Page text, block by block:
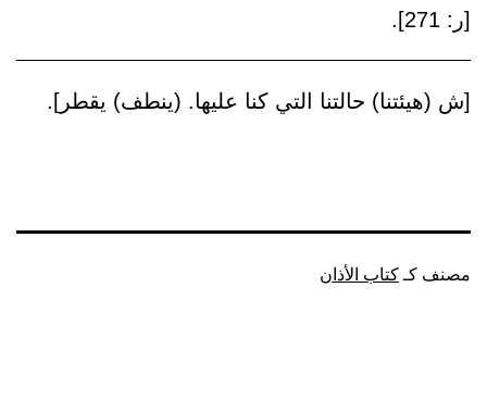
[ر: 271].
[ش (هيئتنا) حالتنا التي كنا عليها. (ينطف) يقطر].
مصنف كـ كتاب الأذان